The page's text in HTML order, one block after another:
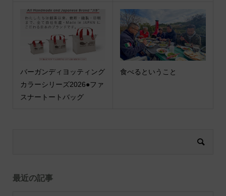
バーガンディヨッティング
カラーシリーズ2026●ファ
スナートートバッグ
食べるということ
最近の記事